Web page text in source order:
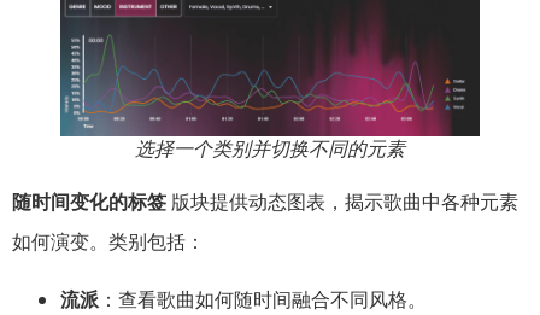
选择一个类别并切换不同的元素
随时间变化的标签版块提供动态图表，揭示歌曲中各种元素
如何演变。类别包括：
流派：查看歌曲如何随时间融合不同风格。